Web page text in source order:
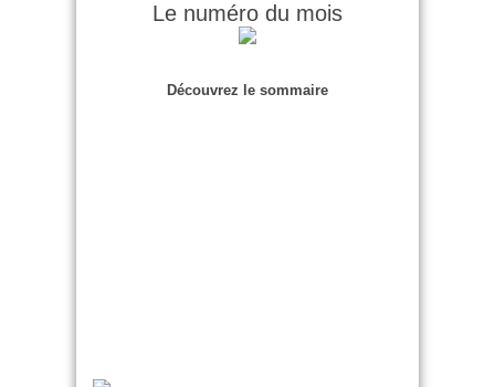
Le numéro du mois
Découvrez le sommaire